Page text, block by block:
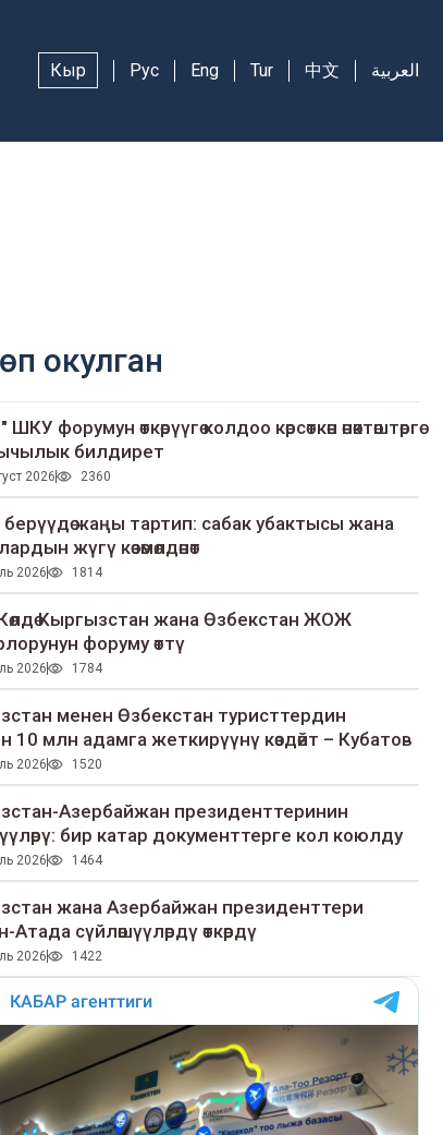
Кыр Рус Eng Tur 中文 العربية
окулган
форумун өткөрүүгө колдоо көрсөткөн өнөктөштөргө
билдирет
2026 2360
жаңы тартип: сабак убактысы жана
жүгү көзөмөлдөнөт
2026 1814
Кыргызстан жана Өзбекстан ЖОЖ
форуму өттү
2026 1784
менен Өзбекстан туристтердин
10 млн адамга жеткирүүнү көздөйт – Кубатов
2026 1520
Азербайжан президенттеринин
бир катар документтерге кол коюлду
2026 1464
жана Азербайжан президенттери
Атада сүйлөшүүлөрдү өткөрдү
2026 1422